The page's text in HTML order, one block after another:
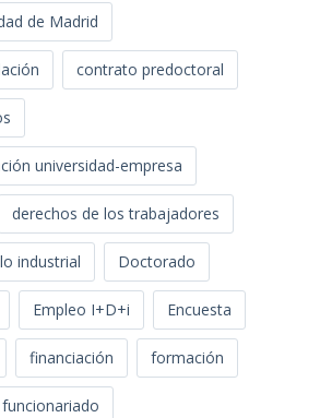
de Madrid
contrato predoctoral
universidad-empresa
derechos de los trabajadores
industrial Doctorado
Empleo I+D+i Encuesta
financiación formación
funcionariado